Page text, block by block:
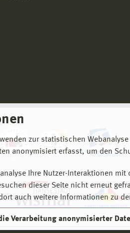
zur statistischen
anonymisiert erfasst, um den
Ihre Nutzer-Interaktionen
dieser Seite nicht erneut
auch weitere Informationen zu
Verarbeitung anonymisierter